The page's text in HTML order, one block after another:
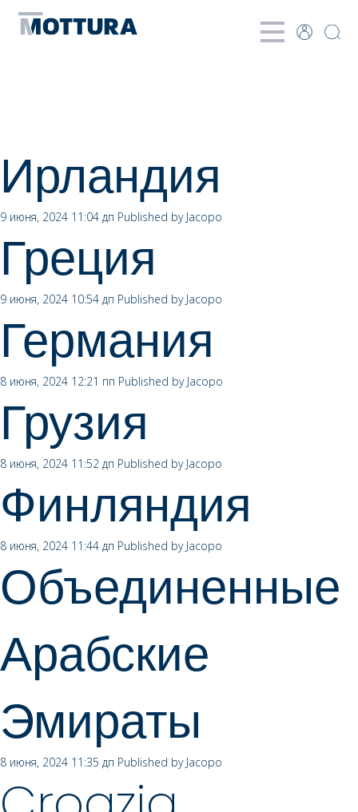
Ирландия
9 июня, 2024 11:04 дп Published by Jacopo
Греция
9 июня, 2024 10:54 дп Published by Jacopo
Германия
8 июня, 2024 12:21 пп Published by Jacopo
Грузия
8 июня, 2024 11:52 дп Published by Jacopo
Финляндия
8 июня, 2024 11:44 дп Published by Jacopo
Объединенные
Арабские
Эмираты
8 июня, 2024 11:35 дп Published by Jacopo